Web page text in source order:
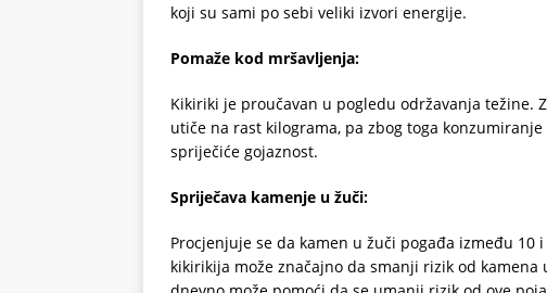
koji su sami po sebi veliki izvori energije.
Pomaže kod mršavljenja:
Kikiriki je proučavan u pogledu održavanja težine.
utiče na rast kilograma, pa zbog toga
spriječiće gojaznost.
Spriječava kamenje u žuči:
Procjenjuje se da kamen u žuči pogađa između
kikirikija može značajno da smanji rizik od